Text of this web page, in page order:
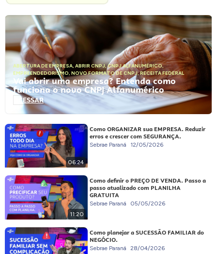
ABERTURA DE EMPRESA, ABRIR CNPJ,CNPJ ALFANUMÉRICO,
EMPREENDEDORISMO, NOVO FORMATO DE CNPJ,RECEITA FEDERAL
Vai abrir uma empresa? Entenda como
funciona o novo CNPJ Alfanumérico
ACESSAR
06:24
Como ORGANIZAR sua EMPRESA. Reduzir
erros e crescer com SEGURANÇA.
Sebrae Paraná 12/05/2026
11:20
Como definir o PREÇO DE VENDA. Passo a
passo atualizado com PLANILHA
GRATUITA
Sebrae Paraná 05/05/2026
Como planejar a SUCESSÃO FAMILIAR do
NEGÓCIO.
Sebrae Paraná 28/04/2026